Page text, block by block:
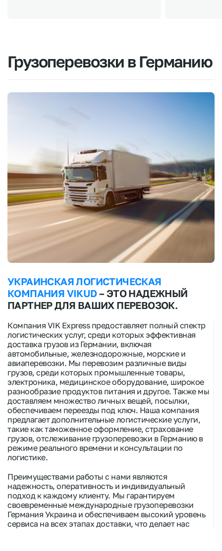
Грузоперевозки в Германию
УКРАИНСКАЯ ЛОГИСТИЧЕСКАЯ
КОМПАНИЯ VIKUD– ЭТО НАДЕЖНЫЙ
ПАРТНЕР ДЛЯ ВАШИХ ПЕРЕВОЗОК.
Компания VIK Express предоставляет полный спектр
логистических услуг, среди которых эффективная
доставка грузов из Германии, включая
автомобильные, железнодорожные, морские и
авиаперевозки. Мы перевозим различные виды
грузов, среди которых промышленные товары,
электроника, медицинское оборудование, широкое
разнообразие продуктов питания и другое. Также мы
доставляем множество личных вещей, посылки,
обеспечиваем переезды под ключ. Наша компания
предлагает дополнительные логистические услуги,
такие как таможенное оформление, страхование
грузов, отслеживание грузоперевозки в Германиюв
режиме реального времени и консультации по
логистике.
Преимуществами работы с нами являются
надежность, оперативность и индивидуальный
подход к каждому клиенту. Мы гарантируем
своевременные международные грузоперевозки
Германия Украина и обеспечиваем высокий уровень
сервиса на всех этапах доставки, что делает нас